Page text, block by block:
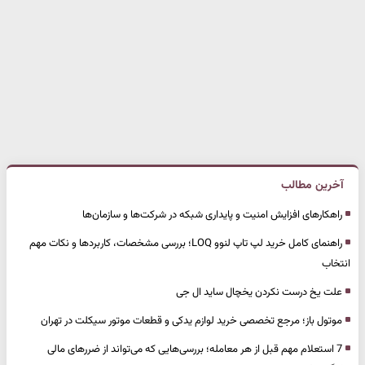
آخرین مطالب
راهکارهای افزایش امنیت و پایداری شبکه در شرکت‌ها و سازمان‌ها
راهنمای کامل خرید لپ تاپ لنوو LOQ؛ بررسی مشخصات، کاربردها و نکات مهم
انتخاب
علت یخ درست نکردن یخچال ساید ال جی
موتول باز؛ مرجع تخصصی خرید لوازم یدکی و قطعات موتور سیکلت در تهران
7 استعلام مهم قبل از هر معامله؛ بررسی‌هایی که می‌تواند از ضررهای مالی